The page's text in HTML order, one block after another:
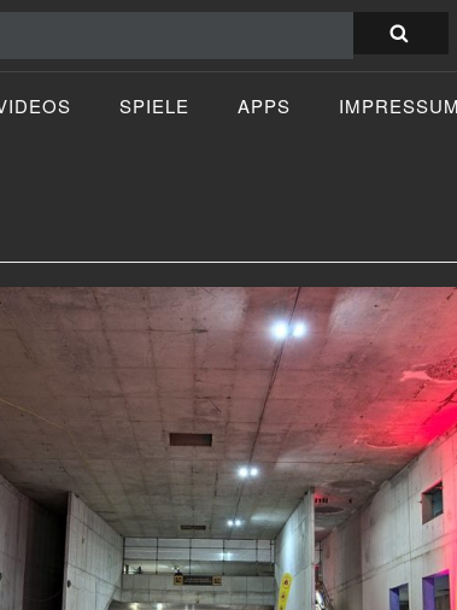
SPIELE APPS